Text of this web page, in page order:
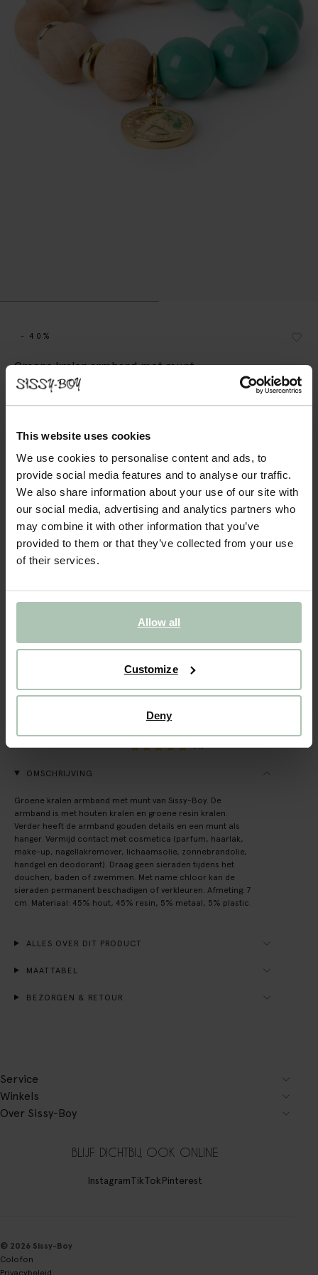
This website uses cookies
We use cookies to personalise content and ads, to
provide social media features and to analyse our traffic.
We also share information about your use of our site with
our social media, advertising and analytics partners who
may combine it with other information that you’ve
provided to them or that they’ve collected from your use
of their services.
Allow all
Customize
Deny
- 40%
Groene kralen armband met munt
Kleuren
BEKIJK WINKELVOORRAAD
REVIEWS (1)
OMSCHRIJVING
Groene kralen armband met munt van Sissy-Boy. De
armband is met houten kralen en groene resin kralen.
Verder heeft de armband gouden details en een munt als
hanger. Vermijd contact met cosmetica (parfum, haarlak,
make-up, nagellakremover, lichaamsolie, zonnebrandolie,
handgel en deodorant). Draag geen sieraden tijdens het
douchen, baden of zwemmen. Met name chloor kan de
sieraden permanent beschadigen of verkleuren. Afmeting: 7
cm. Materiaal: 45% hout, 45% resin, 5% metaal, 5% plastic.
ALLES OVER DIT PRODUCT
MAATTABEL
BEZORGEN & RETOUR
Service
Winkels
Over Sissy-Boy
BLIJF DICHTBIJ, OOK ONLINE
InstagramTikTokPinterest
© 2026 Sissy-Boy
Colofon
Privacybeleid